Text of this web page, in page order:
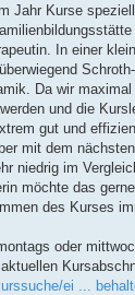
Jahr Kurse
In einer
Da wir
und die
gut und
mit dem
niedrig im
möchte das
des Kurses
oder
ei ...